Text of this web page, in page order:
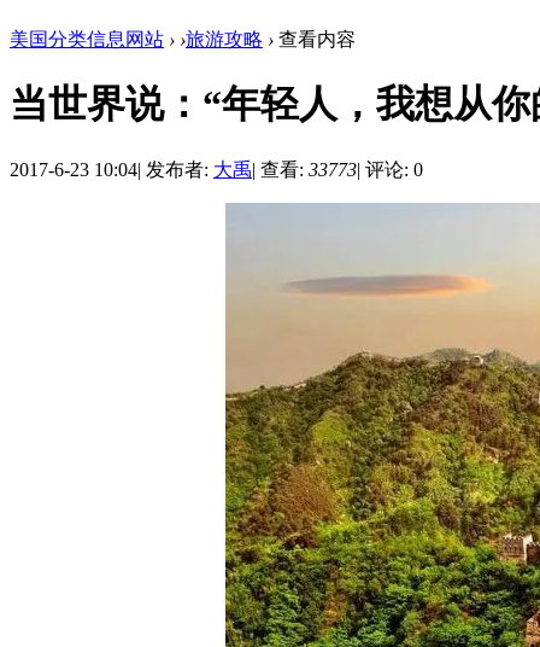
美国分类信息网站 › ›旅游攻略 › 查看内容
当世界说：“年轻人，我想从
2017-6-23 10:04| 发布者: 大禹| 查看: 33773| 评论: 0